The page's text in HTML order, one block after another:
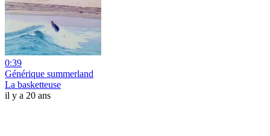
0:39
Générique summerland
La basketteuse
il y a 20 ans